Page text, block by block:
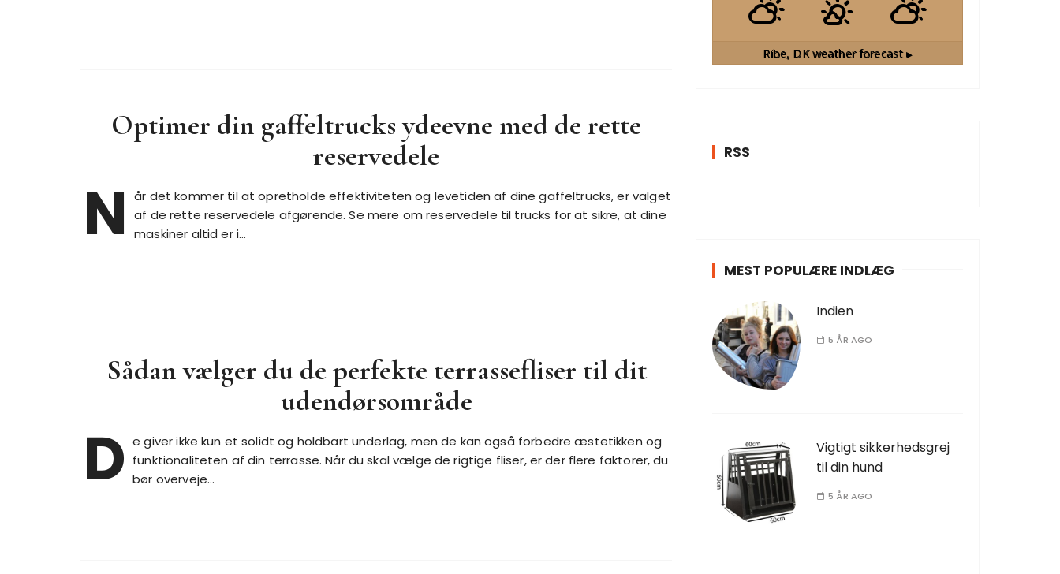
Optimer din gaffeltrucks ydeevne med de rette
reservedele
N
år det kommer til at opretholde effektiviteten og levetiden af dine gaffeltrucks, er valget
af de rette reservedele afgørende. Se mere om reservedele til trucks for at sikre, at dine
maskiner altid er i…
Sådan vælger du de perfekte terrassefliser til dit
udendørsområde
D e giver ikke kun et solidt og holdbart underlag, men de kan også forbedre æstetikken og
funktionaliteten af din terrasse. Når du skal vælge de rigtige fliser, er der flere faktorer, du
bør overveje…
Ribe, DKweather forecast ▸
RSS
MEST POPULÆRE INDLÆG
Indien
5 ÅR AGO
Vigtigt sikkerhedsgrej
til din hund
5 ÅR AGO